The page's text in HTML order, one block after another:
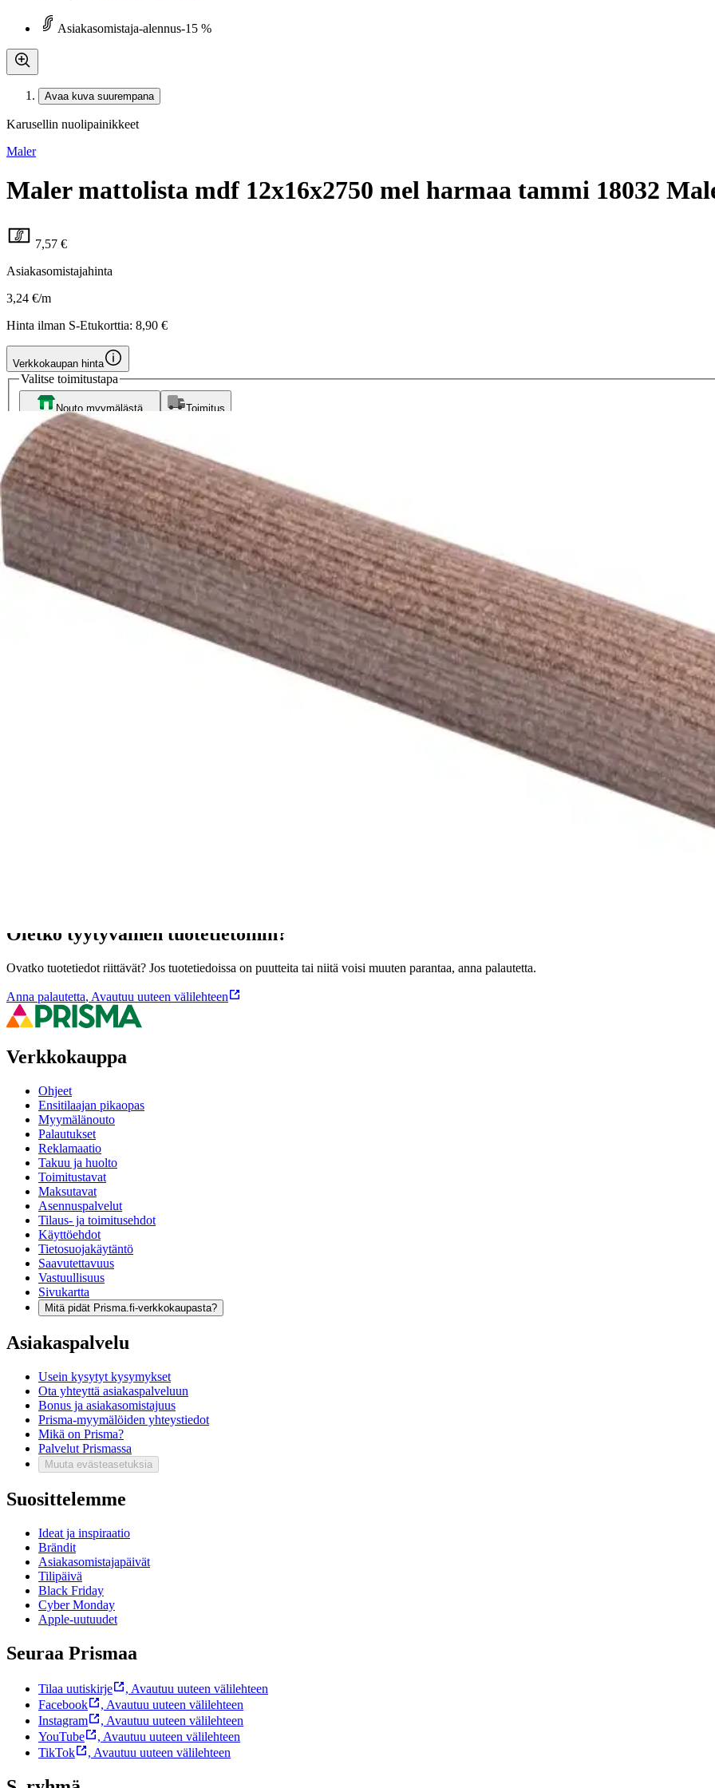
Asiakasomistaja-alennus-15 %
Avaa kuva suurempana
Karusellin nuolipainikkeet
Maler
Maler mattolista mdf 12x16x2750 mel harmaa tammi 18032
7,57 €
Asiakasomistajahinta
3,24 €/m
Hinta ilman S-Etukorttia: 8,90 €
Verkkokaupan hinta
Valitse toimitustapa
Nouto myymälästä
Ilmainen
Siirry valitsemaan myymälä
Toimitus
Ilmainen toimitus yli 100 €:n tilauksille Postin pakettiautomaattiin tai
Etu ei koske Suuri‑lisäpalvelulla toimitettavia tuotteita.
Tarkista myymäläsaatavuus
MDF-runkoinen mel-pinnoitettu harmaan tammen sävyinen mattolista, jossa on siivousta helpottava pyöristys listan päällä. Harmaa
laminaatin matto- ja jalkalistaksi. Paketissa on 1 kpl eli yhteensä 2,75 metriä listaa. Huomioithan mahdollisen asennushukan. Ennen
Oletko tyytyväinen tuotetietoihin?
Ovatko tuotetiedot riittävät? Jos tuotetiedoissa on puutteita tai niitä voisi muuten parantaa, anna palautetta.
Anna palautetta, Avautuu uuteen välilehteen
Verkkokauppa
Ohjeet
Ensitilaajan pikaopas
Myymälänouto
Palautukset
Reklamaatio
Takuu ja huolto
Toimitustavat
Maksutavat
Asennuspalvelut
Tilaus- ja toimitusehdot
Käyttöehdot
Tietosuojakäytäntö
Saavutettavuus
Vastuullisuus
Sivukartta
Mitä pidät Prisma.fi-verkkokaupasta?
Asiakaspalvelu
Usein kysytyt kysymykset
Ota yhteyttä asiakaspalveluun
Bonus ja asiakasomistajuus
Prisma-myymälöiden yhteystiedot
Mikä on Prisma?
Palvelut Prismassa
Muuta evästeasetuksia
Suosittelemme
Ideat ja inspiraatio
Brändit
Asiakasomistajapäivät
Tilipäivä
Black Friday
Cyber Monday
Apple-uutuudet
Seuraa Prismaa
Tilaa uutiskirje , Avautuu uuteen välilehteen
Facebook
, Avautuu uuteen välilehteen
Instagram
, Avautuu uuteen välilehteen
YouTube
, Avautuu uuteen välilehteen
TikTok
, Avautuu uuteen välilehteen